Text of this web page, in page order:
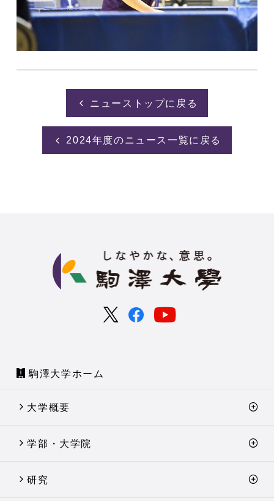
ニューストップに戻る
2024年度のニュース一覧に戻る
駒澤大学ホーム
大学概要
学部・大学院
研究